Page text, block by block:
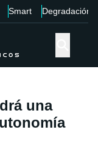
Smart Degradación
una